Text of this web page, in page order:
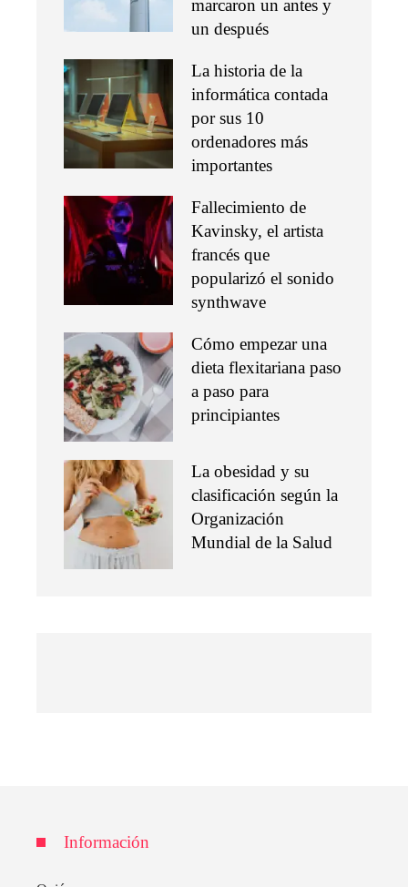
marcaron un antes y
un después
La historia de la
informática contada
por sus 10
ordenadores más
importantes
Fallecimiento de
Kavinsky, el artista
francés que
popularizó el sonido
synthwave
Cómo empezar una
dieta flexitariana paso
a paso para
principiantes
La obesidad y su
clasificación según la
Organización
Mundial de la Salud
Información